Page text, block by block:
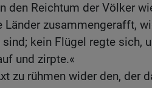
den Reichtum der Völker
Länder zusammengerafft,
kein Flügel regte sich,
und zirpte.«
zu rühmen wider den, der